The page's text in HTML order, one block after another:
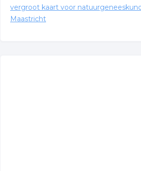
vergroot kaart voor
Maastricht